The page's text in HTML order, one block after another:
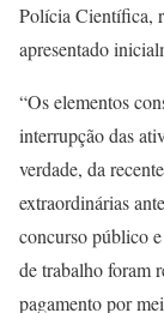
Polícia Científica,
apresentado
“Os elementos
interrupção das
verdade, da
extraordinárias
concurso público
de trabalho foram
pagamento por